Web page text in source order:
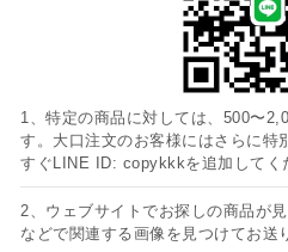
1、特定の商品に対しては、500〜
す。大口注文のお客様にはさらに特
すぐLINE ID: copykkkを追加してく
2、ウェブサイトでお探しの商品が
などで関連する画像を見つけてお送